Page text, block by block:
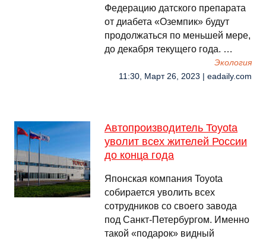
Федерацию датского препарата
от диабета «Оземпик» будут
продолжаться по меньшей мере,
до декабря текущего года. …
Экология
11:30, Март 26, 2023 | eadaily.com
Автопроизводитель Toyota
уволит всех жителей России
до конца года
Японская компания Toyota
собирается уволить всех
сотрудников со своего завода
под Санкт-Петербургом. Именно
такой «подарок» видный